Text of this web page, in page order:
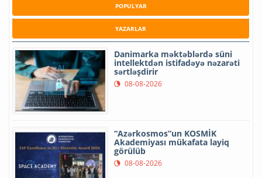
POPULYAR
YAZARLAR
Danimarka məktəblərdə süni
intellektdən istifadəyə nəzarəti
sərtləşdirir
08-08-2026
“Azərkosmos”un KOSMİK
Akademiyası mükafata layiq
görülüb
08-08-2026